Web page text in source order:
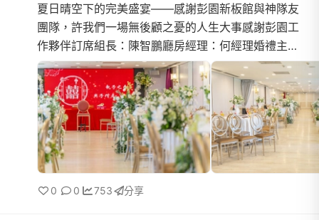
夏日晴空下的完美盛宴——感謝彭園新板館與神隊友
團隊，許我們一場無後顧之憂的人生大事感謝彭園工
作夥伴訂席組長：陳智鵬廳房經理：何經理婚禮主持
&amp;企劃：林庭佑小管家：睿睿盛夏七月，陽光灑
滿城區，正值孩子們...
0 0 753 分享